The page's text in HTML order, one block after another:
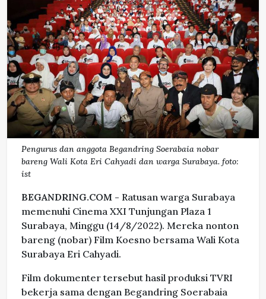
Pengurus dan anggota Begandring Soerabaia nobar
bareng Wali Kota Eri Cahyadi dan warga Surabaya. foto:
ist
BEGANDRING.COM - Ratusan warga Surabaya
memenuhi Cinema XXI Tunjungan Plaza 1
Surabaya, Minggu (14/8/2022). Mereka nonton
bareng (nobar) Film Koesno bersama Wali Kota
Surabaya Eri Cahyadi.
Film dokumenter tersebut hasil produksi TVRI
bekerja sama dengan Begandring Soerabaia